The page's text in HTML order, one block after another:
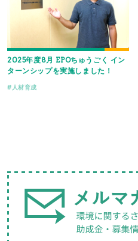
2025年度8月 EPOちゅうごく イン
ターンシップを実施しました！
人材育成